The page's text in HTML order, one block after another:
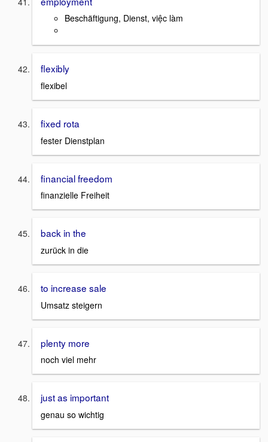
Beschäftigung, Dienst, việc làm
flexibly
flexibel
fixed rota
fester Dienstplan
financial freedom
finanzielle Freiheit
back in the
zurück in die
to increase sale
Umsatz steigern
plenty more
noch viel mehr
just as important
genau so wichtig